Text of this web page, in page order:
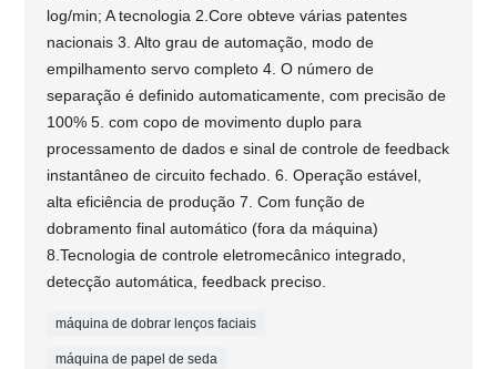
log/min; A tecnologia 2.Core obteve várias patentes
nacionais 3. Alto grau de automação, modo de
empilhamento servo completo 4. O número de
separação é definido automaticamente, com precisão de
100% 5. com copo de movimento duplo para
processamento de dados e sinal de controle de feedback
instantâneo de circuito fechado. 6. Operação estável,
alta eficiência de produção 7. Com função de
dobramento final automático (fora da máquina)
8.Tecnologia de controle eletromecânico integrado,
detecção automática, feedback preciso.
máquina de dobrar lenços faciais
máquina de papel de seda